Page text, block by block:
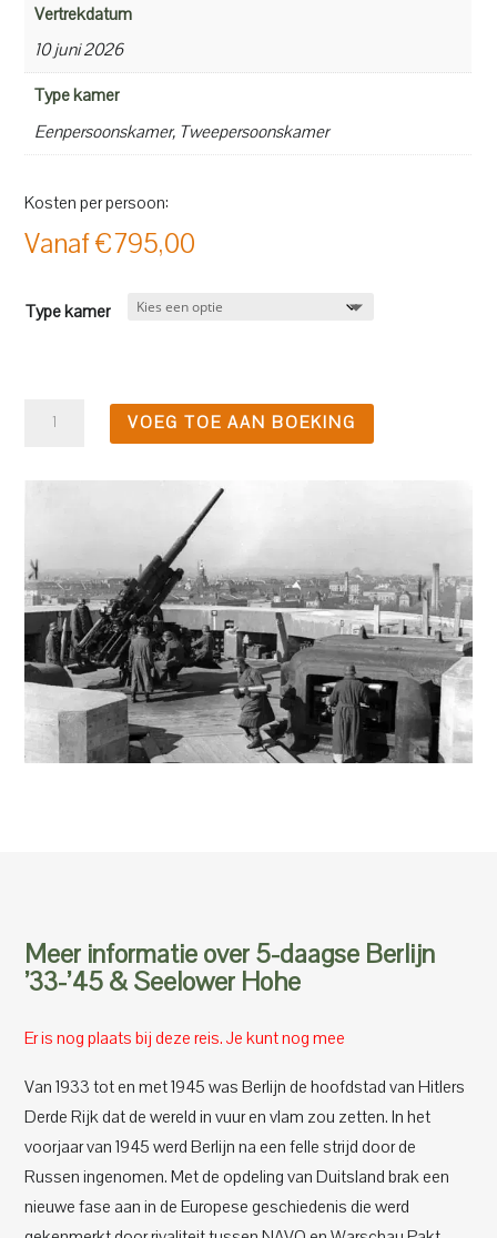
Vertrekdatum
10 juni 2026
Type kamer
Eenpersoonskamer, Tweepersoonskamer
Kosten per persoon:
Vanaf€795,00
Type kamer
&
Seelower
Hohe
aantal
VOEG TOE AAN BOEKING
Meer informatie over 5-daagse Berlijn
’33-’45 & Seelower Hohe
Er is nog plaats bij deze reis. Je kunt nog mee
Van 1933 tot en met 1945 was Berlijn de hoofdstad van Hitlers
Derde Rijk dat de wereld in vuur en vlam zou zetten. In het
voorjaar van 1945 werd Berlijn na een felle strijd door de
Russen ingenomen. Met de opdeling van Duitsland brak een
nieuwe fase aan in de Europese geschiedenis die werd